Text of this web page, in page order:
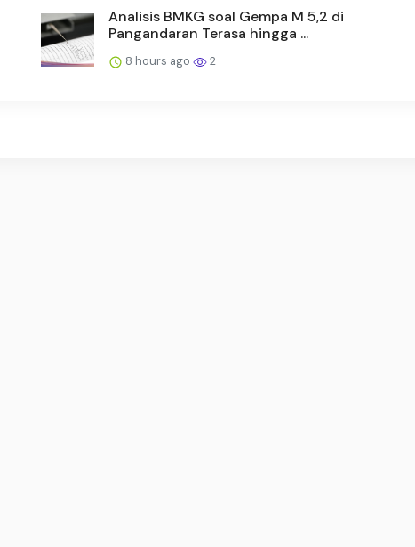
Analisis BMKG soal Gempa M 5,2 di
Pangandaran Terasa hingga ...
8 hours ago 2